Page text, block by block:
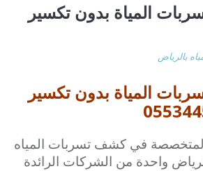
المياة بدون تكسير
بالرياض
المياة بدون تكسير
في كشف تسربات المياه
واحدة من الشركات الرائدة